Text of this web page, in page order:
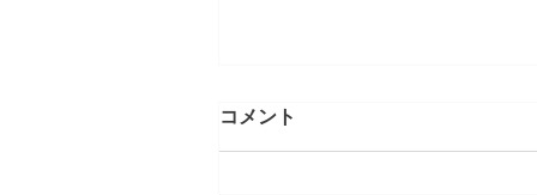
コメント